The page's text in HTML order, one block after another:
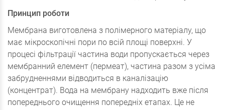
Принцип роботи
Мембрана виготовлена з полімерного матеріалу, що
має мікроскопічні пори по всій площі поверхні. У
процесі фільтрації частина води пропускається через
мембранний елемент (пермеат), частина разом з усіма
забрудненнями відводиться в каналізацію
(концентрат). Вода на мембрану надходить вже після
попереднього очищення попередніх етапах. Це не